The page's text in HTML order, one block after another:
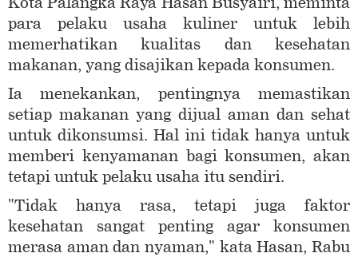
para pelaku usaha kuliner untuk lebih
memerhatikan kualitas dan kesehatan
makanan, yang disajikan kepada konsumen.
Ia menekankan, pentingnya memastikan
setiap makanan yang dijual aman dan sehat
untuk dikonsumsi. Hal ini tidak hanya untuk
memberi kenyamanan bagi konsumen, akan
tetapi untuk pelaku usaha itu sendiri.
"Tidak hanya rasa, tetapi juga faktor
kesehatan sangat penting agar konsumen
merasa aman dan nyaman," kata Hasan, Rabu